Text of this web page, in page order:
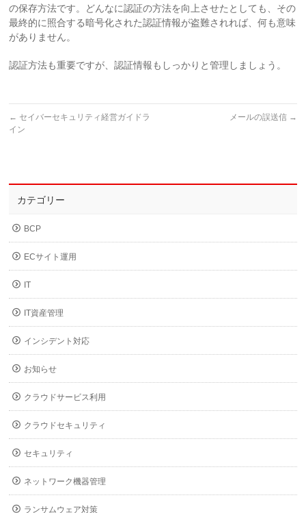
の保存方法です。どんなに認証の方法を向上させたとしても、その
最終的に照合する暗号化された認証情報が盗難されれば、何も意味
がありません。
認証方法も重要ですが、認証情報もしっかりと管理しましょう。
← セイバーセキュリティ経営ガイドラ
イン
メールの誤送信 →
カテゴリー
BCP
ECサイト運用
IT
IT資産管理
インシデント対応
お知らせ
クラウドサービス利用
クラウドセキュリティ
セキュリティ
ネットワーク機器管理
ランサムウェア対策